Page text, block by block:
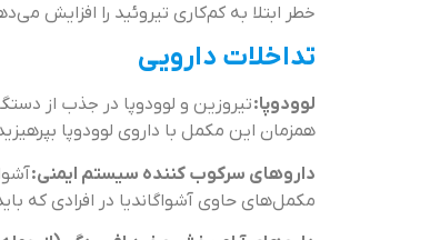
خطر ابتلا به کم‌کاری تیروئید را افزایش
تداخلات دارویی
لوودوپا:تیروزین و لوودوپا در جذب از
همزمان این مکمل با داروی لوودوپا
داروهای سرکوب کننده سیستم ایمنی:
مکمل‌های حاوی آشواگاندیا در افرادی که